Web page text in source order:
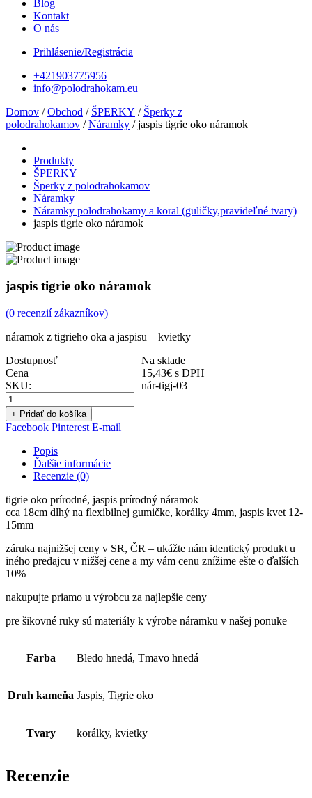
Blog
Kontakt
O nás
Prihlásenie/Registrácia
+421903775956
info@polodrahokam.eu
Domov /Obchod / ŠPERKY / Šperky z
polodrahokamov /Náramky / jaspis tigrie oko náramok
Produkty
ŠPERKY
Šperky z polodrahokamov
Náramky
Náramky polodrahokamy a koral (guličky,pravideľné tvary)
jaspis tigrie oko náramok
jaspis tigrie oko náramok
(0 recenzií zákazníkov)
náramok z tigrieho oka a jaspisu – kvietky
Dostupnosť
Na sklade
Cena
15,43€ s DPH
SKU:
nár-tigj-03
+ Pridať do košíka
Facebook Pinterest E-mail
Popis
Ďalšie informácie
Recenzie (0)
tigrie oko prírodné, jaspis prírodný náramok
cca 18cm dlhý na flexibilnej gumičke, korálky 4mm, jaspis kvet 12-
15mm
záruka najnižšej ceny v SR, ČR – ukážte nám identický produkt u
iného predajcu v nižšej cene a my vám cenu znížime ešte o ďalších
10%
nakupujte priamo u výrobcu za najlepšie ceny
pre šikovné ruky sú materiály k výrobe náramku v našej ponuke
Farba Bledo hnedá, Tmavo hnedá
Druh kameňa Jaspis, Tigrie oko
Tvary korálky, kvietky
Recenzie